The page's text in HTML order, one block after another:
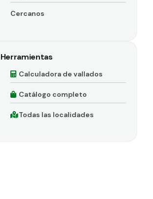
Cercanos
Herramientas
Calculadora de vallados
Catálogo completo
Todas las localidades